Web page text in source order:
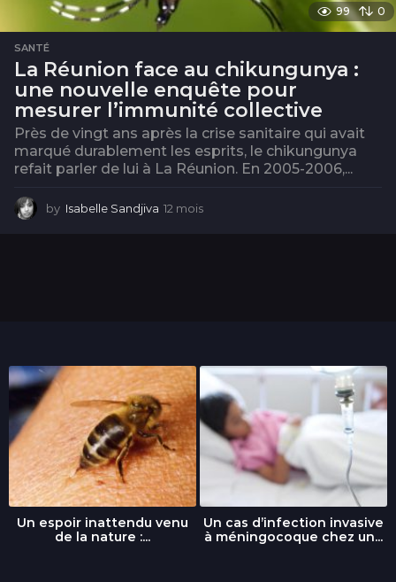
99 0
SANTÉ
La Réunion face au chikungunya :
une nouvelle enquête pour
mesurer l’immunité collective
Près de vingt ans après la crise sanitaire qui avait
marqué durablement les esprits, le chikungunya
refait parler de lui à La Réunion. En 2005-2006,...
by Isabelle Sandjiva 12 mois
Un espoir inattendu venu
de la nature :...
Un cas d’infection invasive
à méningocoque chez un...